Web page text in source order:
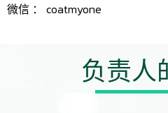
微信 ： coatmyone
负责人